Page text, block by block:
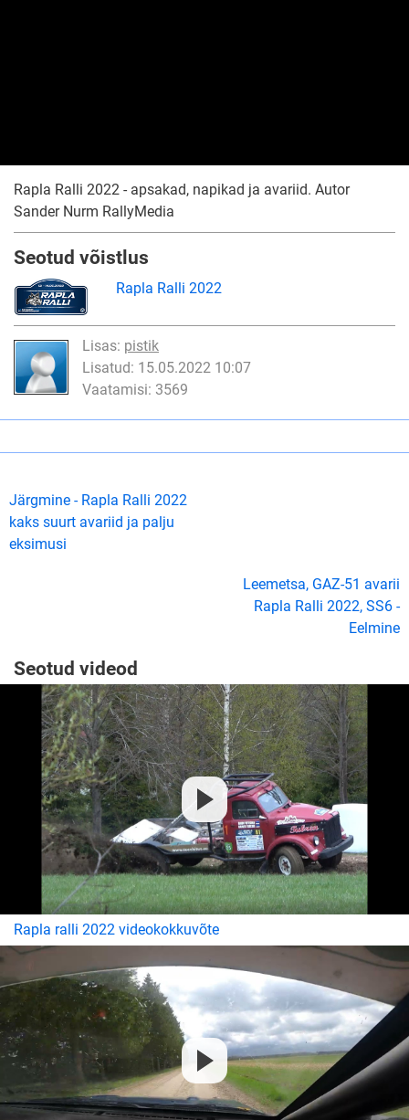
Rapla Ralli 2022 - apsakad, napikad ja avariid. Autor
Sander Nurm RallyMedia
Seotud võistlus
Rapla Ralli 2022
Lisas: pistik
Lisatud: 15.05.2022 10:07
Vaatamisi: 3569
Järgmine - Rapla Ralli 2022
kaks suurt avariid ja palju
eksimusi
Leemetsa, GAZ-51 avarii
Rapla Ralli 2022, SS6 -
Eelmine
Seotud videod
Rapla ralli 2022 videokokkuvõte